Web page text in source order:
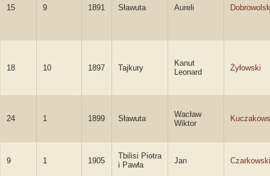
15 9 1891 Sławuta Aureli
18 10 1897 Tajkury
Kanut
Leonard
Żyłowski
24 1 1899 Sławuta
Wacław
Wiktor
9 1 1905
Tbilisi Piotra
i Pawła
Jan Czarkowski